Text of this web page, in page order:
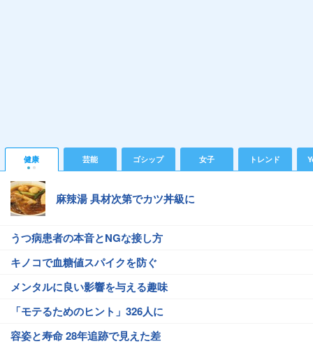
健康 芸能 ゴシップ 女子 トレンド
麻辣湯 具材次第でカツ丼級に
うつ病患者の本音とNGな接し方
キノコで血糖値スパイクを防ぐ
メンタルに良い影響を与える趣味
「モテるためのヒント」326人に
容姿と寿命 28年追跡で見えた差